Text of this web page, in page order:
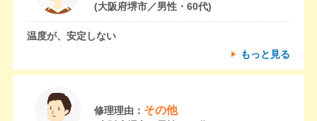
(大阪府堺市／男性・60代)
温度が、安定しない
もっと見る
修理理由： その他